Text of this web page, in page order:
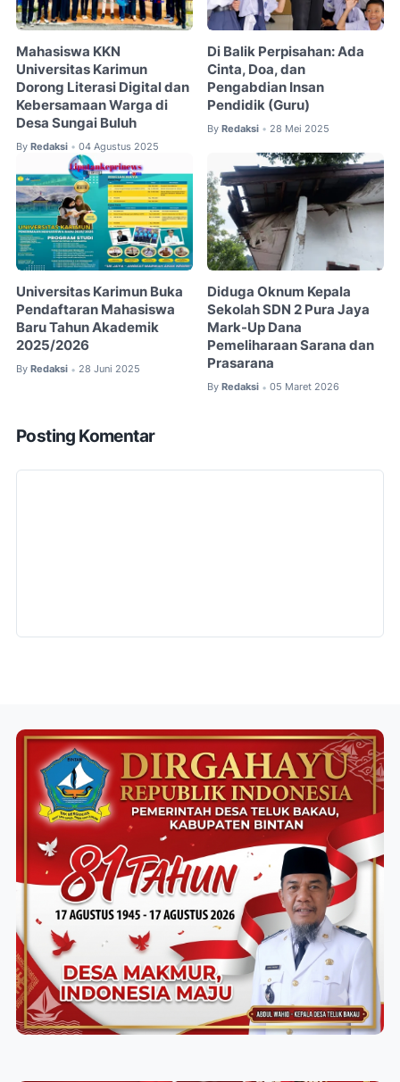
Mahasiswa KKN
Universitas Karimun
Dorong Literasi Digital dan
Kebersamaan Warga di
Desa Sungai Buluh
By Redaksi • 04 Agustus 2025
Di Balik Perpisahan: Ada
Cinta, Doa, dan
Pengabdian Insan
Pendidik (Guru)
By Redaksi • 28 Mei 2025
Universitas Karimun Buka
Pendaftaran Mahasiswa
Baru Tahun Akademik
2025/2026
By Redaksi • 28 Juni 2025
Diduga Oknum Kepala
Sekolah SDN 2 Pura Jaya
Mark-Up Dana
Pemeliharaan Sarana dan
Prasarana
By Redaksi • 05 Maret 2026
Posting Komentar